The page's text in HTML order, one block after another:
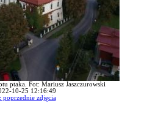
ptaka. Fot: Mariusz Jaszczurowski
10-25 12:16:49
poprzednie zdjęcia